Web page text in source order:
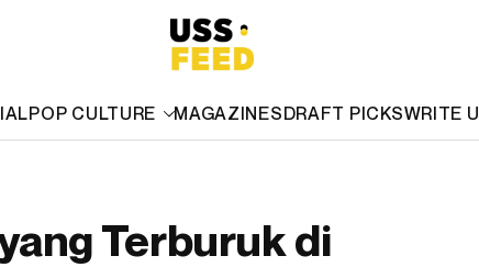
POP CULTURE MAGAZINESDRAFT PICKSWRITE
Terburuk di